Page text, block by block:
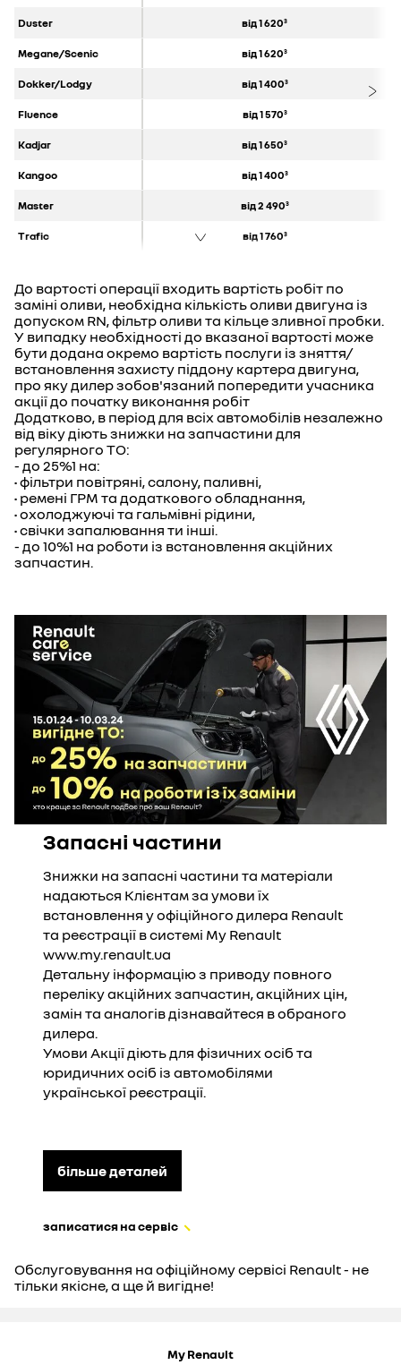
Duster від 1 6203
Megane/Scenic від 1 6203
Dokker/Lodgy від 1 4003
Fluence від 1 5703
Kadjar від 1 6503
Kangoo від 1 4003
Master від 2 4903
Trafic від 1 7603
До вартості операції входить вартість робіт по
заміні оливи, необхідна кількість оливи двигуна із
допуском RN, фільтр оливи та кільце зливної пробки.
У випадку необхідності до вказаної вартості може
бути додана окремо вартість послуги із зняття/
встановлення захисту піддону картера двигуна,
про яку дилер зобов'язаний попередити учасника
акції до початку виконання робіт
Додатково, в період для всіх автомобілів незалежно
від віку діють знижки на запчастини для
регулярного ТО:
- до 25%1 на:
• фільтри повітряні, салону, паливні,
• ремені ГРМ та додаткового обладнання,
• охолоджуючі та гальмівні рідини,
• свічки запалювання ти інші.
- до 10%1 на роботи із встановлення акційних
запчастин.
Запасні частини
Знижки на запасні частини та матеріали
надаються Клієнтам за умови їх
встановлення у офіційного дилера Renault
та реєстрації в системі My Renault
www.my.renault.ua
Детальну інформацію з приводу повного
переліку акційних запчастин, акційних цін,
замін та аналогів дізнавайтеся в обраного
дилера.
Умови Акції діють для фізичних осіб та
юридичних осіб із автомобілями
української реєстрації.
більше деталей
записатися на сервіс
Обслуговування на офіційному сервісі Renault - не
тільки якісне, а ще й вигідне!
My Renault